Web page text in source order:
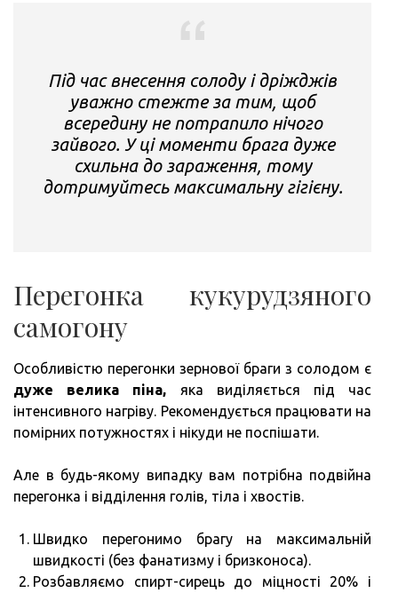
Під час внесення солоду і дріжджів
уважно стежте за тим, щоб
всередину не потрапило нічого
зайвого. У ці моменти брага дуже
схильна до зараження, тому
дотримуйтесь максимальну гігієну.
Перегонка кукурудзяного
самогону
Особливістю перегонки зернової браги з солодом є
дуже велика піна, яка виділяється під час
інтенсивного нагріву. Рекомендується працювати на
помірних потужностях і нікуди не поспішати.
Але в будь-якому випадку вам потрібна подвійна
перегонка і відділення голів, тіла і хвостів.
Швидко перегонимо брагу на максимальній
швидкості (без фанатизму і бризконоса).
Розбавляємо спирт-сирець до міцності 20% і